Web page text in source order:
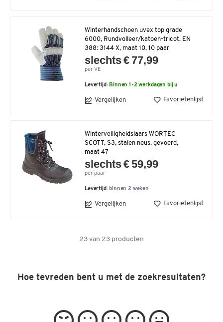
Winterhandschoen uvex top grade
6000, Rundvolleer/katoen-tricot, EN
388: 3144 X, maat 10, 10 paar
slechts € 77,99
per VE
Levertijd: Binnen 1-2 werkdagen bij u
Vergelijken Favorietenlijst
Winterveiligheidslaars WORTEC
SCOTT, S3, stalen neus, gevoerd,
maat 47
slechts € 59,99
per paar
Levertijd: binnen 2 weken
Vergelijken Favorietenlijst
23 van 23 producten
Hoe tevreden bent u met de zoekresultaten?